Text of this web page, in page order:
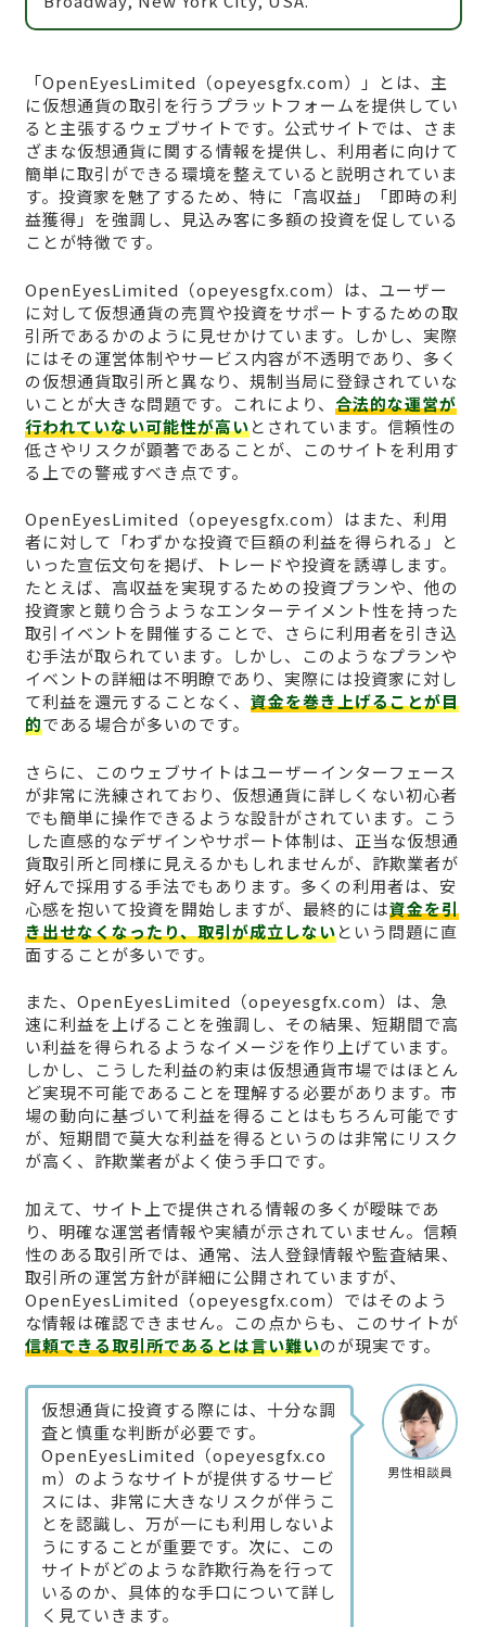
「OpenEyesLimited（opeyesgfx.com）」とは、主
に仮想通貨の取引を行うプラットフォームを提供してい
ると主張するウェブサイトです。公式サイトでは、さま
ざまな仮想通貨に関する情報を提供し、利用者に向けて
簡単に取引ができる環境を整えていると説明されていま
す。投資家を魅了するため、特に「高収益」「即時の利
益獲得」を強調し、見込み客に多額の投資を促している
ことが特徴です。
OpenEyesLimited（opeyesgfx.com）は、ユーザー
に対して仮想通貨の売買や投資をサポートするための取
引所であるかのように見せかけています。しかし、実際
にはその運営体制やサービス内容が不透明であり、多く
の仮想通貨取引所と異なり、規制当局に登録されていな
いことが大きな問題です。これにより、 合法的な運営が
行われていない可能性が高いとされています。信頼性の
低さやリスクが顕著であることが、このサイトを利用す
る上での警戒すべき点です。
OpenEyesLimited（opeyesgfx.com）はまた、利用
者に対して「わずかな投資で巨額の利益を得られる」と
いった宣伝文句を掲げ、トレードや投資を誘導します。
たとえば、高収益を実現するための投資プランや、他の
投資家と競り合うようなエンターテイメント性を持った
取引イベントを開催することで、さらに利用者を引き込
む手法が取られています。しかし、このようなプランや
イベントの詳細は不明瞭であり、実際には投資家に対し
て利益を還元することなく、 資金を巻き上げることが目
的である場合が多いのです。
さらに、このウェブサイトはユーザーインターフェース
が非常に洗練されており、仮想通貨に詳しくない初心者
でも簡単に操作できるような設計がされています。こう
した直感的なデザインやサポート体制は、正当な仮想通
貨取引所と同様に見えるかもしれませんが、詐欺業者が
好んで採用する手法でもあります。多くの利用者は、安
心感を抱いて投資を開始しますが、最終的には資金を引
き出せなくなったり、取引が成立しないという問題に直
面することが多いです。
また、OpenEyesLimited（opeyesgfx.com）は、急
速に利益を上げることを強調し、その結果、短期間で高
い利益を得られるようなイメージを作り上げています。
しかし、こうした利益の約束は仮想通貨市場ではほとん
ど実現不可能であることを理解する必要があります。市
場の動向に基づいて利益を得ることはもちろん可能です
が、短期間で莫大な利益を得るというのは非常にリスク
が高く、詐欺業者がよく使う手口です。
加えて、サイト上で提供される情報の多くが曖昧であ
り、明確な運営者情報や実績が示されていません。信頼
性のある取引所では、通常、法人登録情報や監査結果、
取引所の運営方針が詳細に公開されていますが、
OpenEyesLimited（opeyesgfx.com）ではそのよう
な情報は確認できません。この点からも、このサイトが
信頼できる取引所であるとは言い難いのが現実です。
男性相談員
仮想通貨に投資する際には、十分な調
査と慎重な判断が必要です。
OpenEyesLimited（opeyesgfx.co
m）のようなサイトが提供するサービ
スには、非常に大きなリスクが伴うこ
とを認識し、万が一にも利用しないよ
うにすることが重要です。次に、この
サイトがどのような詐欺行為を行って
いるのか、具体的な手口について詳し
く見ていきます。